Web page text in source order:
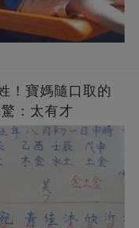
！寶媽隨口取的
：太有才